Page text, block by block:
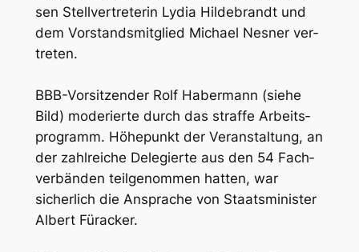
sen Stell­ver­tre­te­rin Lydia Hil­de­brandt und
dem Vor­stands­mit­glied Micha­el Nes­ner ver­
tre­ten.
BBB-Vor­sit­zen­der Rolf Haber­mann (sie­he
Bild) mode­rier­te durch das straf­fe Arbeits­
pro­gramm. Höhe­punkt der Ver­an­stal­tung, an
der zahl­rei­che Dele­gier­te aus den 54 Fach­
ver­bän­den teil­ge­nom­men hat­ten, war
sicher­lich die Anspra­che von Staats­mi­nis­ter
Albert Für­a­cker.